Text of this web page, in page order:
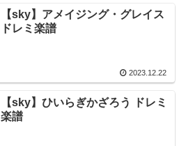
【sky】アメイジング・グレイス
ドレミ楽譜
2023.12.22
【sky】ひいらぎかざろう ドレミ
楽譜